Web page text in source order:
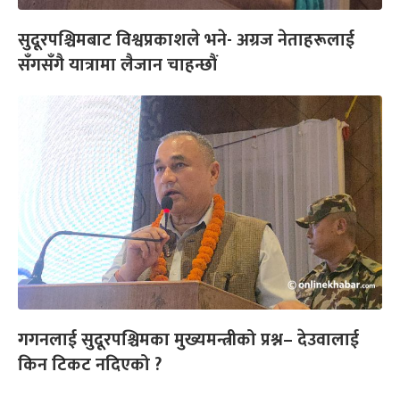
सुदूरपश्चिमबाट विश्वप्रकाशले भने- अग्रज नेताहरूलाई
सँगसँगै यात्रामा लैजान चाहन्छौं
गगनलाई सुदूरपश्चिमका मुख्यमन्त्रीको प्रश्न– देउवालाई
किन टिकट नदिएको ?